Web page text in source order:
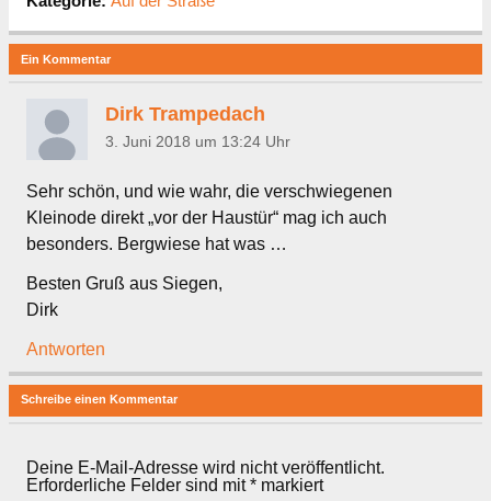
Ein Kommentar
Dirk Trampedach
3. Juni 2018 um 13:24 Uhr
Sehr schön, und wie wahr, die verschwiegenen
Kleinode direkt „vor der Haustür“ mag ich auch
besonders. Bergwiese hat was …
Besten Gruß aus Siegen,
Dirk
Antworten
Schreibe einen Kommentar
Deine E-Mail-Adresse wird nicht veröffentlicht.
Erforderliche Felder sind mit* markiert